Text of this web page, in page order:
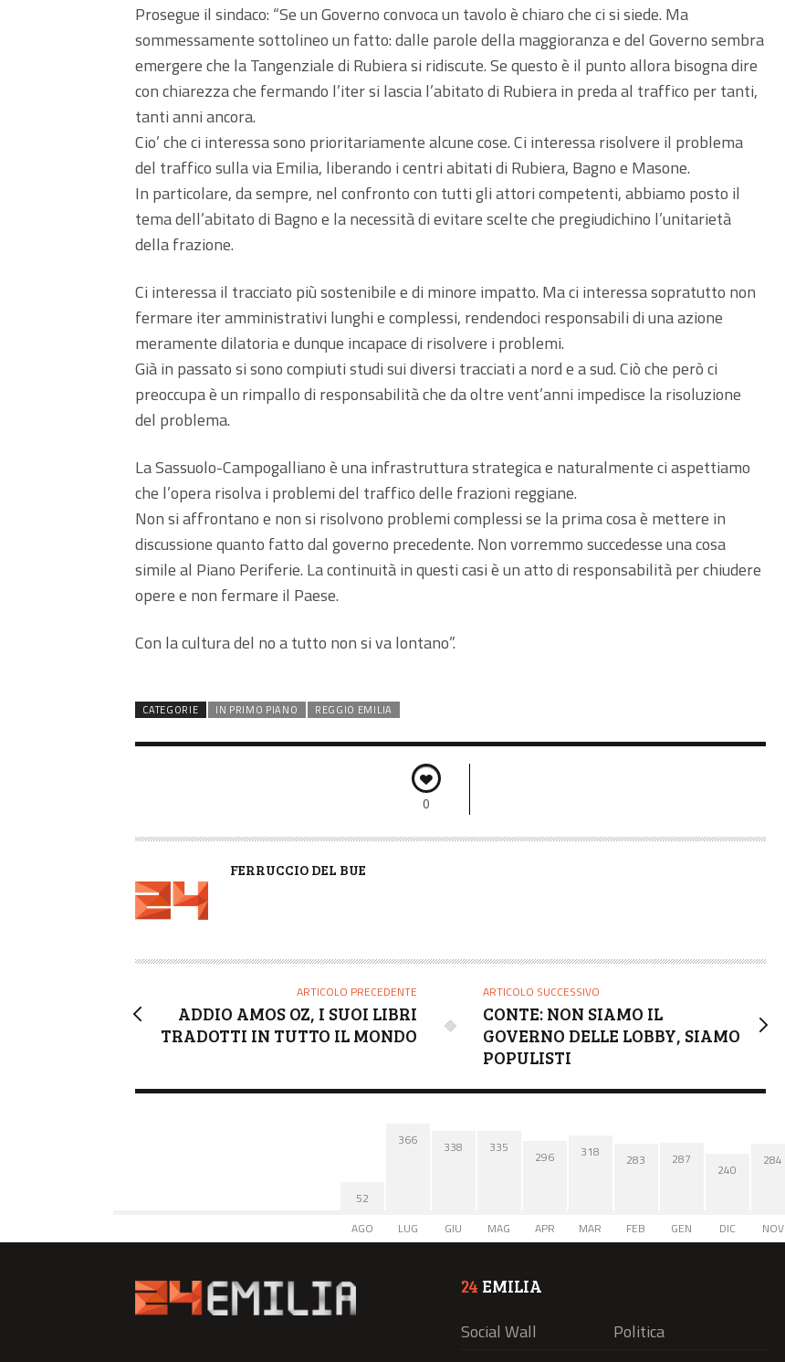
Prosegue il sindaco: “Se un Governo convoca un tavolo è chiaro che ci si siede. Ma
sommessamente sottolineo un fatto: dalle parole della maggioranza e del Governo sembra
emergere che la Tangenziale di Rubiera si ridiscute. Se questo è il punto allora bisogna dire
con chiarezza che fermando l’iter si lascia l’abitato di Rubiera in preda al traffico per tanti,
tanti anni ancora.
Cio’ che ci interessa sono prioritariamente alcune cose. Ci interessa risolvere il problema
del traffico sulla via Emilia, liberando i centri abitati di Rubiera, Bagno e Masone.
In particolare, da sempre, nel confronto con tutti gli attori competenti, abbiamo posto il
tema dell’abitato di Bagno e la necessità di evitare scelte che pregiudichino l’unitarietà
della frazione.
Ci interessa il tracciato più sostenibile e di minore impatto. Ma ci interessa sopratutto non
fermare iter amministrativi lunghi e complessi, rendendoci responsabili di una azione
meramente dilatoria e dunque incapace di risolvere i problemi.
Già in passato si sono compiuti studi sui diversi tracciati a nord e a sud. Ciò che però ci
preoccupa è un rimpallo di responsabilità che da oltre vent’anni impedisce la risoluzione
del problema.
La Sassuolo-Campogalliano è una infrastruttura strategica e naturalmente ci aspettiamo
che l’opera risolva i problemi del traffico delle frazioni reggiane.
Non si affrontano e non si risolvono problemi complessi se la prima cosa è mettere in
discussione quanto fatto dal governo precedente. Non vorremmo succedesse una cosa
simile al Piano Periferie. La continuità in questi casi è un atto di responsabilità per chiudere
opere e non fermare il Paese.
Con la cultura del no a tutto non si va lontano”.
CATEGORIE IN PRIMO PIANO REGGIO EMILIA
0
A
R
FERRUCCIO DEL BUE
ARTICOLO PRECEDENTE
ADDIO AMOS OZ, I SUOI LIBRI
TRADOTTI IN TUTTO IL MONDO
ARTICOLO SUCCESSIVO
CONTE: NON SIAMO IL
GOVERNO DELLE LOBBY, SIAMO
POPULISTI
52
AGO
366
LUG
338
GIU
335
MAG
296
APR
318
MAR
283
FEB
287
GEN
240
DIC
284
NOV
24 EMILIA
Social Wall
Politica